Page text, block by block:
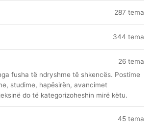
287 tema
344 tema
26 tema
fusha të ndryshme të shkencës. Postime
studime, hapësirën, avancimet
do të kategorizoheshin mirë këtu.
45 tema